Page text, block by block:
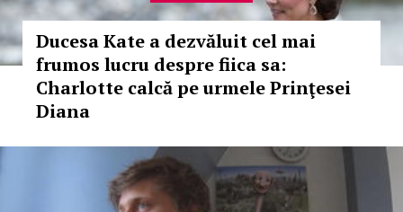
Ducesa Kate a dezvăluit cel mai
frumos lucru despre fiica sa:
Charlotte calcă pe urmele Prinţesei
Diana